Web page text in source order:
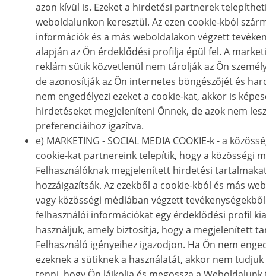
azon kívül is. Ezeket a hirdetési partnerek
weboldalunkon keresztül. Az ezen cookie-kból
információk és a más weboldalakon végzett
alapján az Ön érdeklődési profilja épül fel. A
reklám sütik közvetlenül nem tárolják az Ön
de azonosítják az Ön internetes böngészőjét és
nem engedélyezi ezeket a cookie-kat, akkor is
hirdetéseket megjeleníteni Önnek, de azok nem
preferenciáihoz igazítva.
e) MARKETING - SOCIAL MEDIA COOKIE-k - a
cookie-kat partnereink telepítik, hogy a közösségi
Felhasználóknak megjelenített hirdetési
hozzáigazítsák. Az ezekből a cookie-kból és más
vagy közösségi médiában végzett
felhasználói információkat egy érdeklődési profil
használjuk, amely biztosítja, hogy a megjelenített
Felhasználó igényeihez igazodjon. Ha Ön nem
ezeknek a sütiknek a használatát, akkor nem